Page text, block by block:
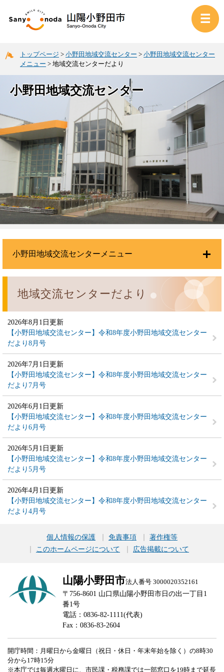
トップページ > 小野田地域交流センター > 小野田地域交流センター
メニュー > 地域交流センターだより
小野田地域交流センター
地域交流センターだより
2026年8月1日更新
【小野田地域交流センター】令和8年度小野田地域交流センター
だより8月号
2026年7月1日更新
【小野田地域交流センター】令和8年度小野田地域交流センター
だより7月号
2026年6月1日更新
【小野田地域交流センター】令和8年度小野田地域交流センター
だより6月号
2026年5月1日更新
【小野田地域交流センター】令和8年度小野田地域交流センター
だより5月号
2026年4月1日更新
【小野田地域交流センター】令和8年度小野田地域交流センター
だより4月号
小野田地域交流センターメニュー
個人情報の保護 免責事項
著作権等
このホームページについて
広告掲載について
山陽小野田市法人番号 3000020352161
〒756-8601 山口県山陽小野田市日の出一丁目1
番1号
電話：0836-82-1111(代表)
Fax：0836-83-2604
開庁時間：月曜日から金曜日（祝日・休日・年末年始を除く）の8時30
分から17時15分
※本庁では毎週水曜日に、市民課・税務課では一部窓口を19時まで延長